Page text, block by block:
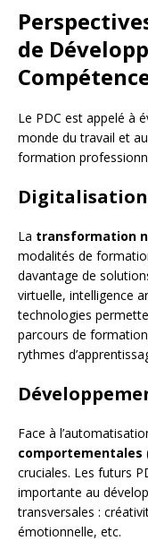
de
Le PDC est appelé à
monde du travail et
formation
La transformation
modalités de
davantage de
virtuelle, intelligence
technologies
parcours de
rythmes
Face à
comportementales
cruciales. Les futurs
importante au
transversales :
émotionnelle, etc.